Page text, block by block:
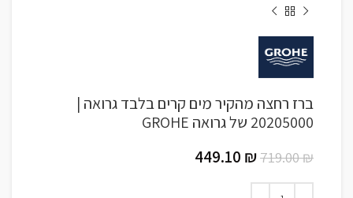
ברז רחצה מהקיר מים קרים בלבד גרואה |
20205000 של גרואה GROHE
719.00₪
449.10 ₪